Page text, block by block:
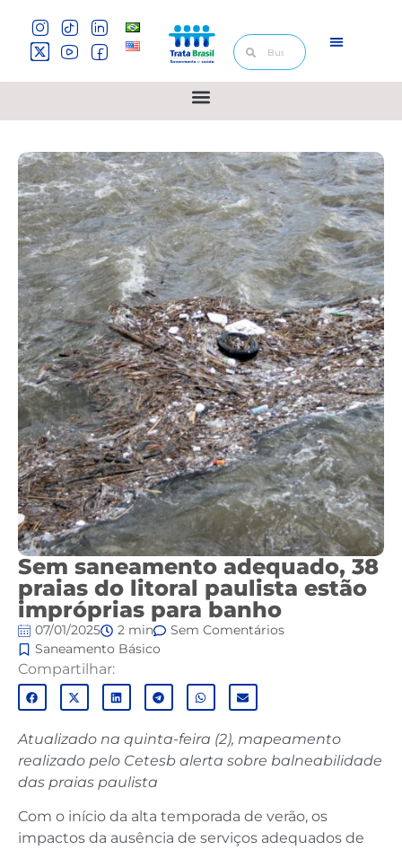
Sem saneamento adequado, 38
praias do litoral paulista estão
impróprias para banho
07/01/2025 2 min
Sem Comentários
Saneamento Básico
Compartilhar:
Atualizado na quinta-feira (2), mapeamento
realizado pelo Cetesb alerta sobre balneabilidade
das praias paulista
Com o início da alta temporada de verão, os
impactos da ausência de serviços adequados de